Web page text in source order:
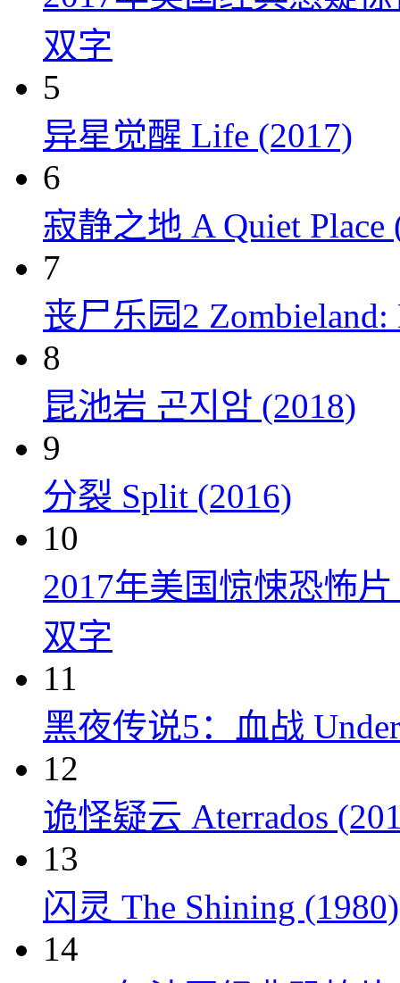
双字
5
异星觉醒 Life (2017)
6
寂静之地 A Quiet Place
7
丧尸乐园2 Zombieland:
8
昆池岩 곤지암 (2018)
9
分裂 Split (2016)
10
2017年美国惊悚恐怖
双字
11
黑夜传说5：血战
12
诡怪疑云 Aterrados
13
闪灵 The Shining (1980)
14